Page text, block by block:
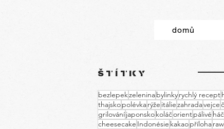
domů
ŠTÍTKY
bezlepekzeleninabylinkyrychlý recept
thajskopolévkarýže itáliezahradavejce
grilováníjaponskokoláčorientpálivé
cheesecake Indonésie kakaopříloharaw